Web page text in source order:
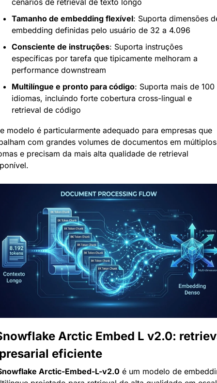
Tamanho de embedding flexível: Suporta dimensões
embedding definidas pelo usuário de 32 a 4.096
Consciente de instruções: Suporta instruções
específicas por tarefa que tipicamente melhoram a
performance downstream
Multilíngue e pronto para código: Suporta mais de 100
idiomas, incluindo forte cobertura cross-lingual e
retrieval de código
modelo é particularmente adequado para empresas que
com grandes volumes de documentos em múltiplos
e precisam da mais alta qualidade de retrieval
Arctic Embed L v2.0:
eficiente
Arctic-Embed-L-v2.0 é um modelo de